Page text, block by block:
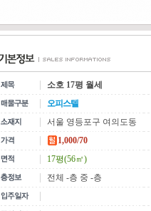
소호 17평 월세
오피스텔
서울 영등포구 여의도동
1,000/70
17평(56㎡)
전체 -층 중 -층